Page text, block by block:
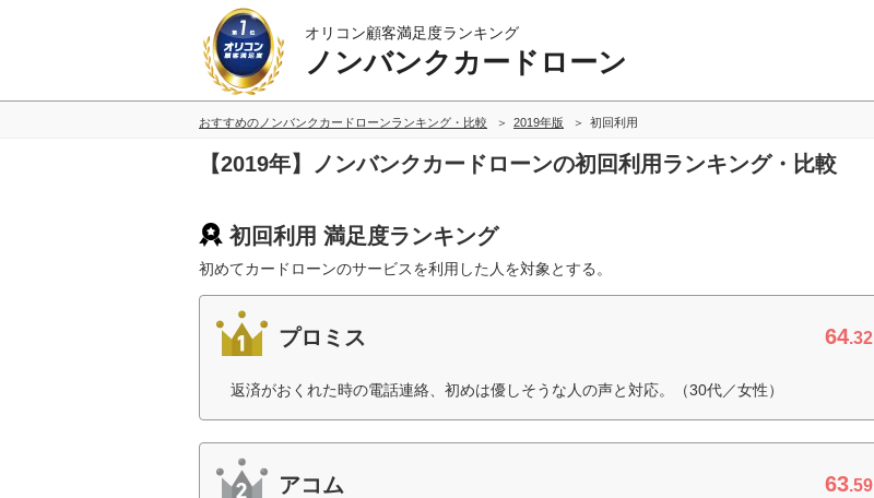
オリコン顧客満足度ランキング
ノンバンクカードローン
おすすめのノンバンクカードローンランキング・比較 2019年版 初回利用
【2019年】ノンバンクカードローンの初回利用ランキング・比較
初回利用 満足度ランキング
初めてカードローンのサービスを利用した人を対象とする。
プロミス 64.32
返済がおくれた時の電話連絡、初めは優しそうな人の声と対応。（30代／女性）
アコム 63.59